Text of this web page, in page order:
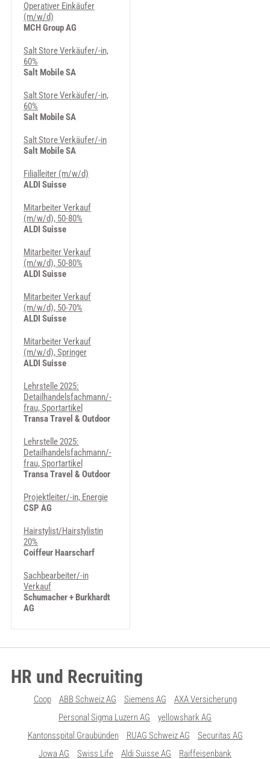
Operativer Einkäufer
(m/w/d)
MCH Group AG
Salt Store Verkäufer/-in,
60%
Salt Mobile SA
Salt Store Verkäufer/-in,
60%
Salt Mobile SA
Salt Store Verkäufer/-in
Salt Mobile SA
Filialleiter (m/w/d)
ALDI Suisse
Mitarbeiter Verkauf
(m/w/d), 50-80%
ALDI Suisse
Mitarbeiter Verkauf
(m/w/d), 50-80%
ALDI Suisse
Mitarbeiter Verkauf
(m/w/d), 50-70%
ALDI Suisse
Mitarbeiter Verkauf
(m/w/d), Springer
ALDI Suisse
Lehrstelle 2025:
Detailhandelsfachmann/-
frau, Sportartikel
Transa Travel & Outdoor
Lehrstelle 2025:
Detailhandelsfachmann/-
frau, Sportartikel
Transa Travel & Outdoor
Projektleiter/-in, Energie
CSP AG
Hairstylist/Hairstylistin
20%
Coiffeur Haarscharf
Sachbearbeiter/-in
Verkauf
Schumacher + Burkhardt
AG
HR und Recruiting
Coop ABB Schweiz AG Siemens AG
AXA Versicherung
Personal Sigma Luzern AG
yellowshark AG
Kantonsspital Graubünden
RUAG Schweiz AG
Securitas AG
Jowa AG
Swiss Life Aldi Suisse AG Raiffeisenbank